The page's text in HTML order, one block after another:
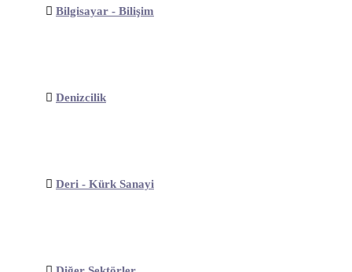
Bilgisayar - Bilişim
Denizcilik
Deri - Kürk Sanayi